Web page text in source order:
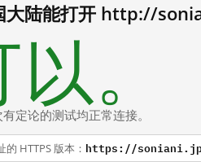
大陆能打开 http://
。
定论的测试均正常连接。
的 HTTPS 版本： https://